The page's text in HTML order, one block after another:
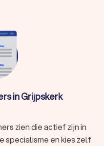
in Grijpskerk
zien die actief zijn in
specialisme en kies zelf